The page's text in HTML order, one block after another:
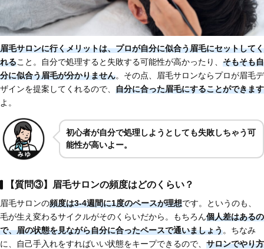
眉毛サロンに行くメリットは、プロが自分に似合う眉毛にセットしてく
れること。自分で処理すると失敗する可能性が高かったり、 そもそも自
分に似合う眉毛が分かりません。その点、眉毛サロンならプロが眉毛デ
ザインを提案してくれるので、 自分に合った眉毛にすることができます
よ。
初心者が自分で処理しようとしても失敗しちゃう可
能性が高いよー。
【質問③】眉毛サロンの頻度はどのくらい？
眉毛サロンの頻度は3-4週間に1度のペースが理想です。というのも、
毛が生え変わるサイクルがそのくらいだから。もちろん個人差はあるの
で、眉の状態を見ながら自分に合ったペースで通いましょう。ちなみ
に、自己手入れをすればいい状態をキープできるので、 サロンでやり方